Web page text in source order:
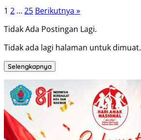
1 2 …25 Berikutnya »
Tidak Ada Postingan Lagi.
Tidak ada lagi halaman untuk dimuat.
Selengkapnya